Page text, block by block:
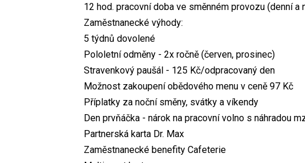
12 hod. pracovní doba ve směnném provozu (denní a
Zaměstnanecké výhody:
5 týdnů dovolené
Pololetní odměny - 2x ročně (červen, prosinec)
Stravenkový paušál - 125 Kč/odpracovaný den
Možnost zakoupení obědového menu v ceně 97 Kč
Příplatky za noční směny, svátky a víkendy
Den prvňáčka - nárok na pracovní volno s náhradou
Partnerská karta Dr. Max
Zaměstnanecké benefity Cafeterie